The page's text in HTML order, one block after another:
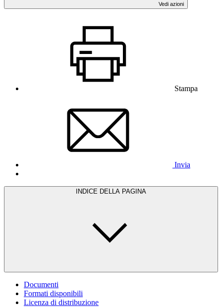
Vedi azioni
Stampa
Invia
INDICE DELLA PAGINA
Documenti
Formati disponibili
Licenza di distribuzione